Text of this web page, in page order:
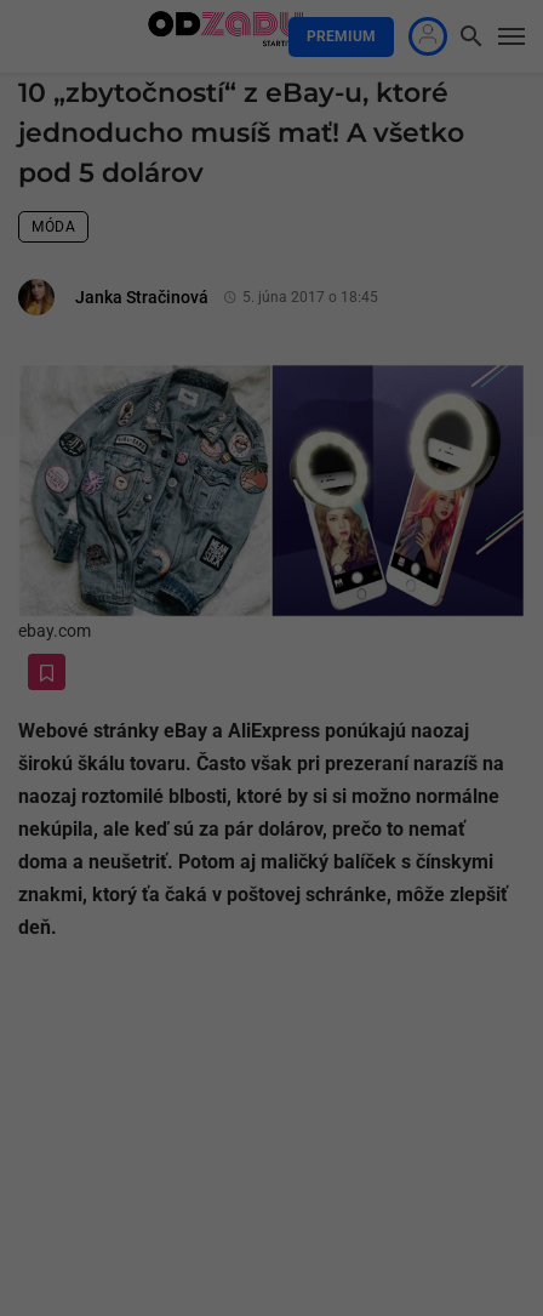
PREMIUM
10 „zbytočností“ z eBay-u, ktoré
jednoducho musíš mať! A všetko
pod 5 dolárov
MÓDA
Janka Stračinová 5. júna 2017 o 18:45
ebay.com
Webové stránky eBay a AliExpress ponúkajú naozaj
širokú škálu tovaru. Často však pri prezeraní narazíš na
naozaj roztomilé blbosti, ktoré by si si možno normálne
nekúpila, ale keď sú za pár dolárov, prečo to nemať
doma a neušetriť. Potom aj maličký balíček s čínskymi
znakmi, ktorý ťa čaká v poštovej schránke, môže zlepšiť
deň.